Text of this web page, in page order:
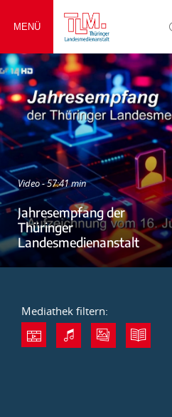
MENÜ
Video - 57:41 min
Jahresempfang der
Thüringer
Landesmedienanstalt
Mediathek filtern: